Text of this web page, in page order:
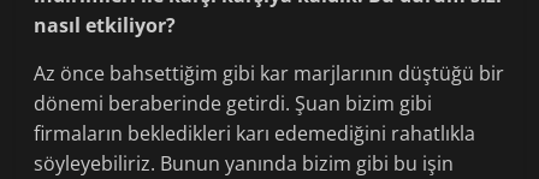
nasıl etkiliyor?
Az önce bahsettiğim gibi kar marjlarının düştüğü bir
dönemi beraberinde getirdi. Şuan bizim gibi
firmaların bekledikleri karı edemediğini rahatlıkla
söyleyebiliriz. Bunun yanında bizim gibi bu işin